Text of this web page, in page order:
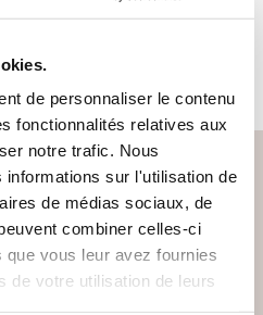
de personnaliser le contenu
fonctionnalités relatives aux
notre trafic. Nous
informations sur l'utilisation de
de médias sociaux, de
combiner celles-ci
vous leur avez fournies
de votre utilisation de leurs
livre à la vente sur notre site
-42%